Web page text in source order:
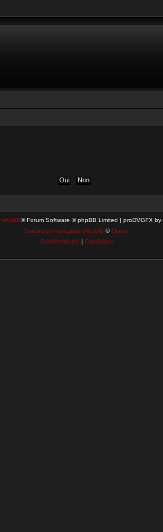
phpBB® Forum Software © phpBB Limited | proDVGFX by:
Traduction française officielle ©Qiaeru
Confidentialité | Conditions